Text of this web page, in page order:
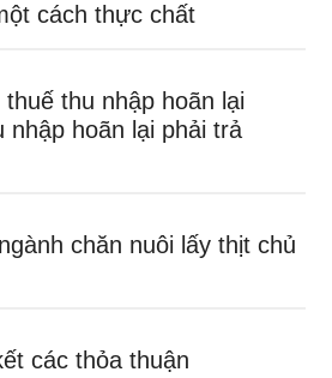
cách thực chất
thu nhập hoãn lại
nhập hoãn lại phải trả
chăn nuôi lấy thịt chủ
các thỏa thuận